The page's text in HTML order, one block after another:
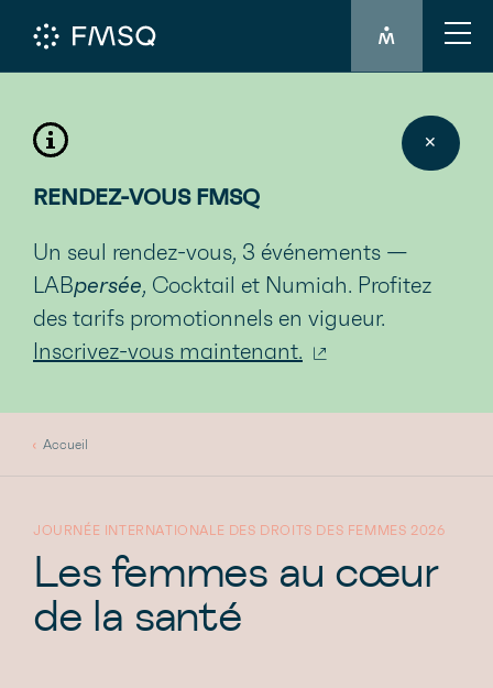
CONNEXION
RENDEZ-VOUS FMSQ
Un seul rendez-vous, 3 événements —
LABpersée, Cocktail et Numiah. Profitez
des tarifs promotionnels en vigueur.
Inscrivez-vous maintenant.
✕
Accueil
JOURNÉE INTERNATIONALE DES DROITS DES FEMMES 2026
Les femmes au cœur
de la santé